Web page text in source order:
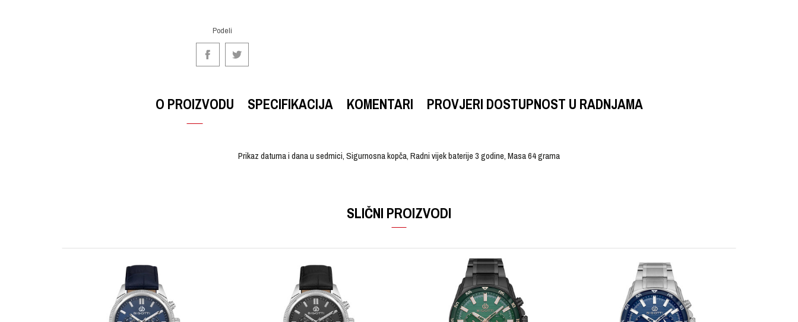
Podeli
O PROIZVODU SPECIFIKACIJA KOMENTARI PROVJERI DOSTUPNOST U RADNJAMA
Prikaz datuma i dana u sedmici, Sigurnosna kopča, Radni vijek baterije 3 godine, Masa 64 grama
Ženski
Kvarcni
SLIČNI PROIZVODI